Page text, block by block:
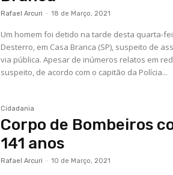
Rafael Arcuri - 18 de Março, 2021
Um homem foi detido na tarde desta quarta-
Desterro, em Casa Branca (SP), suspeito de
via pública. Apesar de inúmeros relatos em redes socais, contra o
suspeito, de acordo com o capitão da Polícia...
Cidadania
Corpo de Bombeiros
141 anos
Rafael Arcuri - 10 de Março, 2021